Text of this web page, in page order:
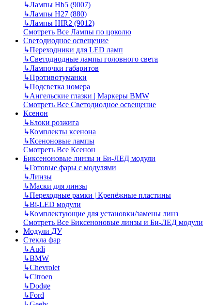
↳Лампы Hb5 (9007)
↳Лампы H27 (880)
↳Лампы HIR2 (9012)
Смотреть Все Лампы по цоколю
Светодиодное освещение
↳Переходники для LED ламп
↳Светодиодные лампы головного света
↳Лампочки габаритов
↳Противотуманки
↳Подсветка номера
↳Ангельские глазки | Маркеры BMW
Смотреть Все Светодиодное освещение
Ксенон
↳Блоки розжига
↳Комплекты ксенона
↳Ксеноновые лампы
Смотреть Все Ксенон
Биксеноновые линзы и Би-ЛЕД модули
↳Готовые фары с модулями
↳Линзы
↳Маски для линзы
↳Переходные рамки | Крепёжные пластины
↳Bi-LED модули
↳Комплектующие для установки/замены линз
Смотреть Все Биксеноновые линзы и Би-ЛЕД модули
Модули ДУ
Стекла фар
↳Audi
↳BMW
↳Chevrolet
↳Citroen
↳Dodge
↳Ford